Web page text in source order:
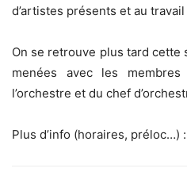
d’artistes présents et au
On se retrouve plus tard
menées avec les
l’orchestre et du chef
Plus d’info (horaires, préloc…) :